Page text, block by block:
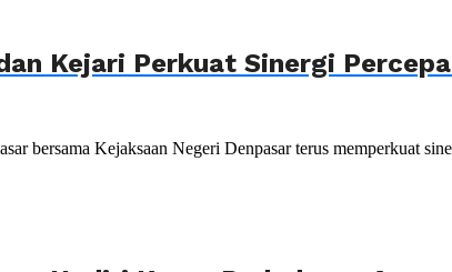
Kejari Perkuat Sinergi
bersama Kejaksaan Negeri Denpasar terus memperkuat